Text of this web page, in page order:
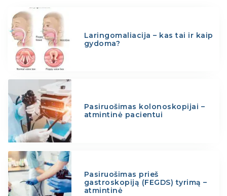
Laringomaliacija – kas tai ir kaip
gydoma?
Pasiruošimas kolonoskopijai –
atmintinė pacientui
Pasiruošimas prieš
gastroskopiją (FEGDS) tyrimą –
atmintinė